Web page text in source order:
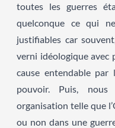
toutes les guerres
quelconque ce qui
justifiables car
verni idéologique avec
cause entendable
pouvoir. Puis,
organisation telle que
ou non dans une